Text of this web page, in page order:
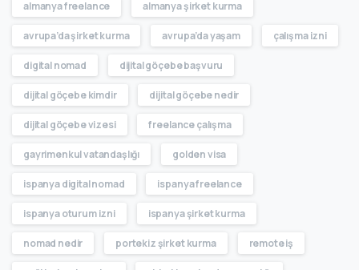
almanya freelance almanya şirket kurma
avrupa’da şirket kurma avrupa’da yaşam çalışma izni
digital nomad dijital göçebe başvuru
dijital göçebe kimdir dijital göçebe nedir
dijital göçebe vizesi freelance çalışma
gayrimenkul vatandaşlığı golden visa
ispanya digital nomad ispanya freelance
ispanya oturum izni ispanya şirket kurma
nomad nedir portekiz şirket kurma remote iş